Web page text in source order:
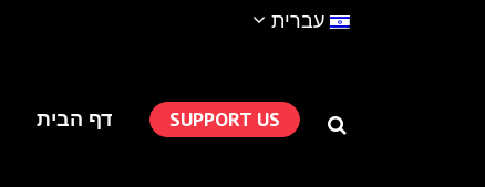
עברית
SUPPORT US דף הבית